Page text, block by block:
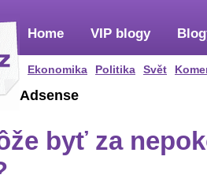
Home
Ekonomika Politika Svět
VIP blogy
Adsense
byť za